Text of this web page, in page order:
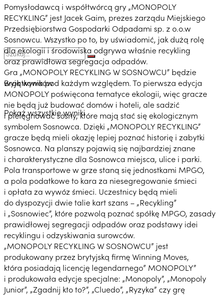
Brak wyników
Pokaż wszystkie wyniki
Pomysłodawcą i współtwórcą gry „MONOPOLY
RECYKLING” jest Jacek Gaim, prezes zarządu Miejskiego
Przedsiębiorstwa Gospodarki Odpadami sp. z o.o.w
Sosnowcu. Wszystko po to, by uświadomić, jak dużą rolę
dla ekologii i środowiska odgrywa właśnie recykling
oraz prawidłowa segregacja odpadów.
Gra „MONOPOLY RECYKLING W SOSNOWCU” będzie
wyjątkowa pod każdym względem. To pierwsza edycja
MONOPOLY poświęcona tematyce ekologii, więc gracze
nie będą już budować domów i hoteli, ale sadzić
i pielęgnować sosny, które mają stać się ekologicznym
symbolem Sosnowca. Dzięki „MONOPOLY RECYKLING”
gracze będą mieli okazję lepiej poznać historię i zabytki
Sosnowca. Na planszy pojawią się najbardziej znane
i charakterystyczne dla Sosnowca miejsca, ulice i parki.
Pola transportowe w grze staną się jednostkami MPGO,
a pola podatkowe to kara za niesegregowanie śmieci
i opłata za wywóz śmieci. Uczestnicy będą mieli
do dyspozycji dwie talie kart szans – „Recykling”
i „Sosnowiec”, które pozwolą poznać spółkę MPGO, zasady
prawidłowej segregacji odpadów oraz podstawy idei
recyklingu i odzyskiwania surowców.
„MONOPOLY RECYKLING W SOSNOWCU” jest
produkowany przez brytyjską firmę Winning Moves,
która posiadają licencję legendarnego” MONOPOLY”
i produkowała edycje specjalne: „Monopoly”, „Monopoly
Junior”, „Zgadnij kto to?”, „Cluedo”, „Ryzyka” czy grę